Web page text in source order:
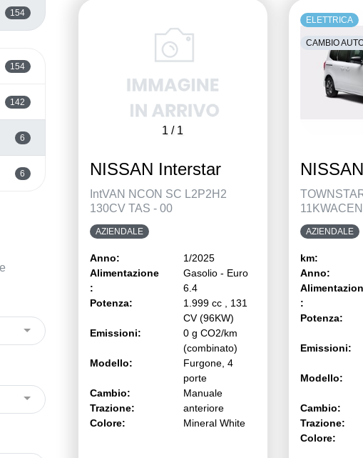
154
154
142
6
6
1 / 1
NISSAN Interstar
IntVAN NCON SC L2P2H2
130CV TAS - 00
AZIENDALE
Anno:
1/2025
Alimentazione
:
Gasolio - Euro
6.4
Potenza:
1.999 cc , 131
CV (96KW)
Emissioni:
0 g CO2/km
(combinato)
Modello:
Furgone, 4
porte
Cambio:
Manuale
Trazione:
anteriore
Colore:
Mineral White
ELETTRICA
CAMBIO
AZIENDALE
km:
Anno:
:
Potenza:
Emissioni:
Modello:
Cambio:
Trazione:
Colore: